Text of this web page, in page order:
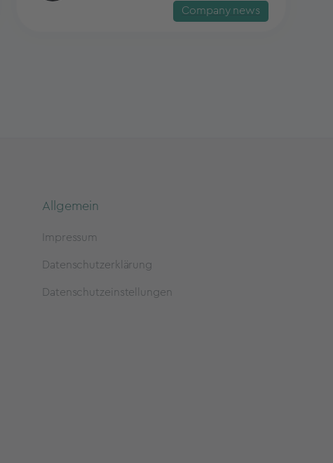
Company news
Allgemein
Impressum
Datenschutzerklärung
Datenschutzeinstellungen